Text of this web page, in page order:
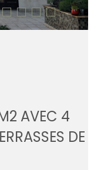
AVEC 4
DE